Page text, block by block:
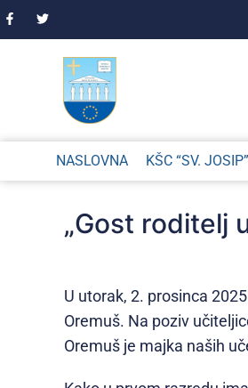
NASLOVNA KŠC “SV. JOSIP”
„Gost roditelj
U utorak, 2. prosinca
Oremuš. Na poziv
Oremuš je majka naših